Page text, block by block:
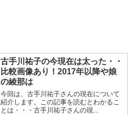
古手川祐子の今現在は太った・・
比較画像あり！2017年以降や娘
の綾那は
今回は、古手川祐子さんの現在について
紹介します。この記事を読むとわかるこ
とは・・・古手川祐子さんの現...